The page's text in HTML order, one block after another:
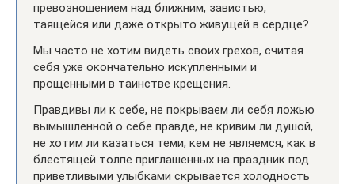
превозношением над ближним, завистью,
таящейся или даже открыто живущей в сердце?
Мы часто не хотим видеть своих грехов, считая
себя уже окончательно искупленными и
прощенными в таинстве крещения.
Правдивы ли к себе, не покрываем ли себя ложью
вымышленной о себе правде, не кривим ли душой,
не хотим ли казаться теми, кем не являемся, как в
блестящей толпе приглашенных на праздник под
приветливыми улыбками скрывается холодность